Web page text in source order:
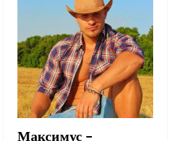
Максимус –